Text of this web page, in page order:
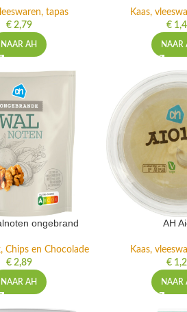
tapas
€2,79
NAAR AH
Kaas,
€
NAAR
ongebrand
Chips en Chocolade
€2,89
NAAR AH
AH
Kaas,
€
NAAR